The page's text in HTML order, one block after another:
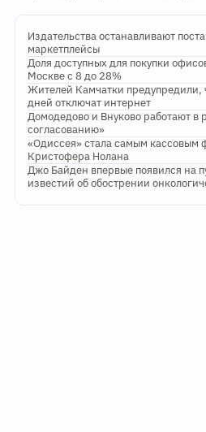
Издательства останавливают
маркетплейсы
Доля доступных для покупки
Москве с 8 до 28%
Жителей Камчатки предупредили,
дней отключат интернет
Домодедово и Внуково работают в
согласованию»
«Одиссея» стала самым кассовым
Кристофера Нолана
Джо Байден впервые появился на
известий об обострении